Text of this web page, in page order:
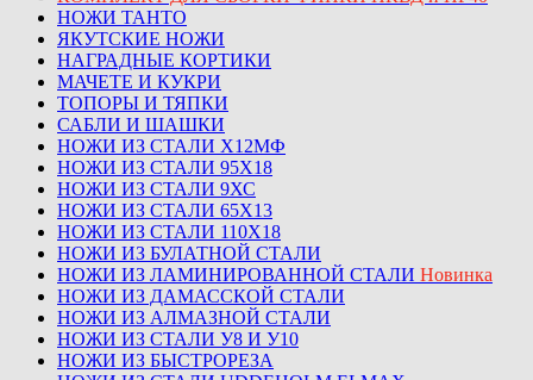
НОЖИ ТАНТО
ЯКУТСКИЕ НОЖИ
НАГРАДНЫЕ КОРТИКИ
МАЧЕТЕ И КУКРИ
ТОПОРЫ И ТЯПКИ
САБЛИ И ШАШКИ
НОЖИ ИЗ СТАЛИ Х12МФ
НОЖИ ИЗ СТАЛИ 95Х18
НОЖИ ИЗ СТАЛИ 9ХС
НОЖИ ИЗ СТАЛИ 65Х13
НОЖИ ИЗ СТАЛИ 110Х18
НОЖИ ИЗ БУЛАТНОЙ СТАЛИ
НОЖИ ИЗ ЛАМИНИРОВАННОЙ СТАЛИ Новинка
НОЖИ ИЗ ДАМАССКОЙ СТАЛИ
НОЖИ ИЗ АЛМАЗНОЙ СТАЛИ
НОЖИ ИЗ СТАЛИ У8 И У10
НОЖИ ИЗ БЫСТРОРЕЗА